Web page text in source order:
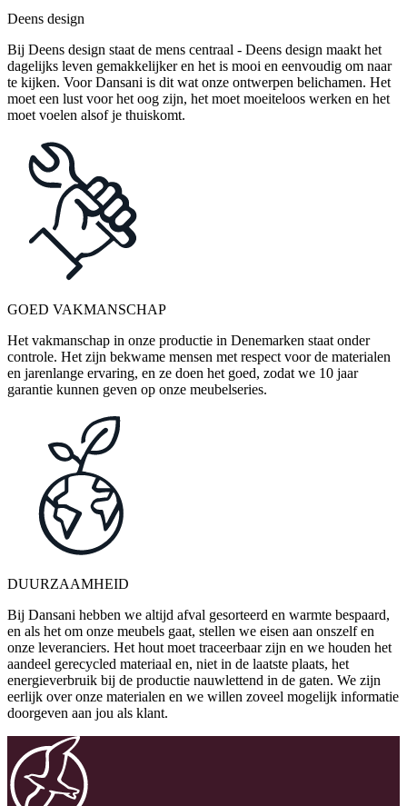
Deens design
Bij Deens design staat de mens centraal - Deens design maakt het
dagelijks leven gemakkelijker en het is mooi en eenvoudig om naar
te kijken. Voor Dansani is dit wat onze ontwerpen belichamen. Het
moet een lust voor het oog zijn, het moet moeiteloos werken en het
moet voelen alsof je thuiskomt.
GOED VAKMANSCHAP
Het vakmanschap in onze productie in Denemarken staat onder
controle. Het zijn bekwame mensen met respect voor de materialen
en jarenlange ervaring, en ze doen het goed, zodat we 10 jaar
garantie kunnen geven op onze meubelseries.
DUURZAAMHEID
Bij Dansani hebben we altijd afval gesorteerd en warmte bespaard,
en als het om onze meubels gaat, stellen we eisen aan onszelf en
onze leveranciers. Het hout moet traceerbaar zijn en we houden het
aandeel gerecycled materiaal en, niet in de laatste plaats, het
energieverbruik bij de productie nauwlettend in de gaten. We zijn
eerlijk over onze materialen en we willen zoveel mogelijk informatie
doorgeven aan jou als klant.